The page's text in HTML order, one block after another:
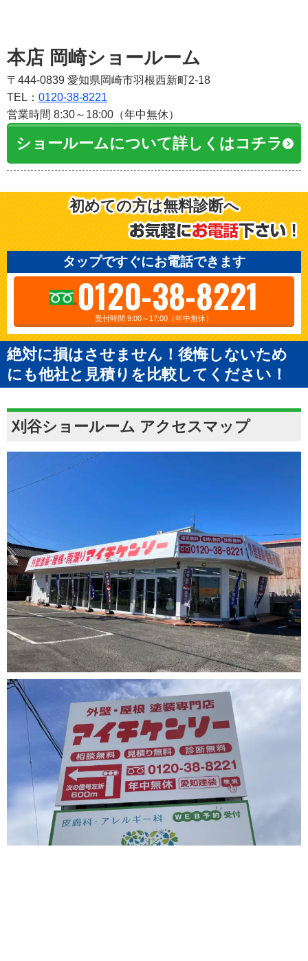
本店 岡崎ショールーム
〒444-0839 愛知県岡崎市羽根西新町2-18
TEL： 0120-38-8221
営業時間 8:30～18:00（年中無休）
ショールームについて詳しくはコチラ
初めての方は無料診断へ
タップですぐにお電話できます
0120-38-8221
受付時間 9:00～17:00（年中無休）
絶対に損はさせません！後悔しないため
にも他社と見積りを比較してください！
刈谷ショールーム アクセスマップ